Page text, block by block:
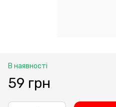
В наявності
59 грн